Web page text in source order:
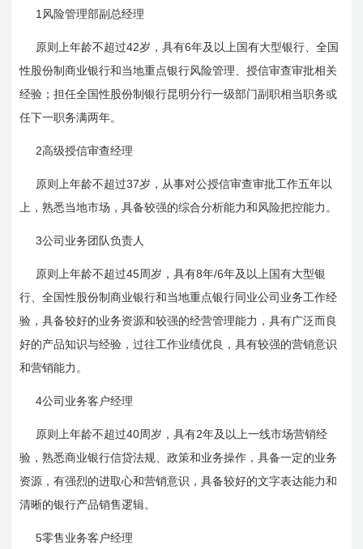
1 风险管理部副总经理
原则上年龄不超过42岁，具有6年及以上国有大型银行、全国
性股份制商业银行和当地重点银行风险管理、授信审查审批相关
经验；担任全国性股份制银行昆明分行一级部门副职相当职务或
任下一职务满两年。
2高级授信审查经理
原则上年龄不超过37岁，从事对公授信审查审批工作五年以
上，熟悉当地市场，具备较强的综合分析能力和风险把控能力。
3公司业务团队负责人
原则上年龄不超过45周岁，具有8年/6年及以上国有大型银
行、全国性股份制商业银行和当地重点银行同业公司业务工作经
验，具备较好的业务资源和较强的经营管理能力，具有广泛而良
好的产品知识与经验，过往工作业绩优良，具有较强的营销意识
和营销能力。
4公司业务客户经理
原则上年龄不超过40周岁，具有2年及以上一线市场营销经
验，熟悉商业银行信贷法规、政策和业务操作，具备一定的业务
资源，有强烈的进取心和营销意识，具备较好的文字表达能力和
清晰的银行产品销售逻辑。
5零售业务客户经理